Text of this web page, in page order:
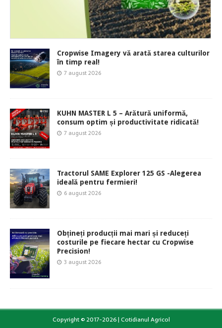
Cropwise Imagery vă arată starea culturilor
în timp real!
7 august 2026
KUHN MASTER L 5 – Arătură uniformă,
consum optim și productivitate ridicată!
7 august 2026
Tractorul SAME Explorer 125 GS -Alegerea
ideală pentru fermieri!
6 august 2026
Obțineți producții mai mari și reduceți
costurile pe fiecare hectar cu Cropwise
Precision!
3 august 2026
Copyright © 2017-2026 | Cotidianul Agricol